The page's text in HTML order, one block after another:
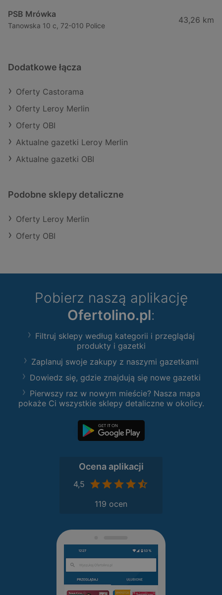
PSB Mrówka
Tanowska 10 c, 72-010 Police
43,26 km
Dodatkowe łącza
Oferty Castorama
Oferty Leroy Merlin
Oferty OBI
Aktualne gazetki Leroy Merlin
Aktualne gazetki OBI
Podobne sklepy detaliczne
Oferty Leroy Merlin
Oferty OBI
Pobierz naszą aplikację
Ofertolino.pl:
Filtruj sklepy według kategorii i przeglądaj
produkty i gazetki
Zaplanuj swoje zakupy z naszymi gazetkami
Dowiedz się, gdzie znajdują się nowe gazetki
Pierwszy raz w nowym mieście? Nasza mapa
pokaże Ci wszystkie sklepy detaliczne w okolicy.
Ocena aplikacji
4,5
119 ocen